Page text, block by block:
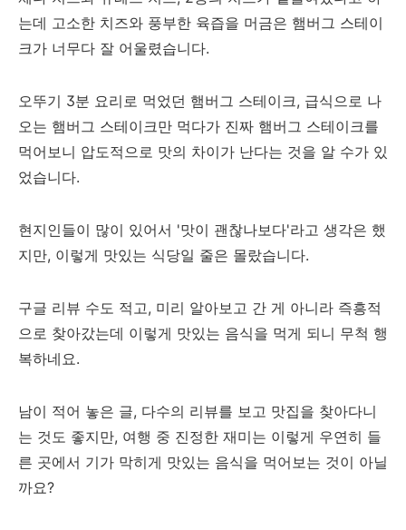
는데 고소한 치즈와 풍부한 육즙을 머금은 햄버그 스테이
크가 너무다 잘 어울렸습니다.
오뚜기 3분 요리로 먹었던 햄버그 스테이크, 급식으로 나
오는 햄버그 스테이크만 먹다가 진짜 햄버그 스테이크를
먹어보니 압도적으로 맛의 차이가 난다는 것을 알 수가 있
었습니다.
현지인들이 많이 있어서 '맛이 괜찮나보다'라고 생각은 했
지만, 이렇게 맛있는 식당일 줄은 몰랐습니다.
구글 리뷰 수도 적고, 미리 알아보고 간 게 아니라 즉흥적
으로 찾아갔는데 이렇게 맛있는 음식을 먹게 되니 무척 행
복하네요.
남이 적어 놓은 글, 다수의 리뷰를 보고 맛집을 찾아다니
는 것도 좋지만, 여행 중 진정한 재미는 이렇게 우연히 들
른 곳에서 기가 막히게 맛있는 음식을 먹어보는 것이 아닐
까요?